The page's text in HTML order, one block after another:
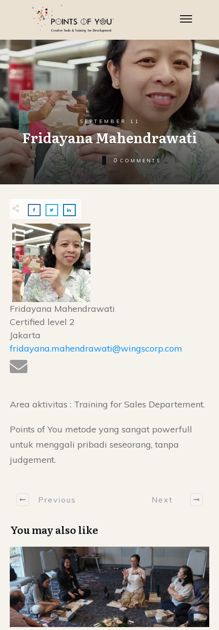
SEPTEMBER 11
Fridayana Mahendrawati
0 COMMENTS
Fridayana Mahendrawati
Certified level 2
Jakarta
fridayana.mahendrawati@wingscorp.com
Area aktivitas : Training for Sales Departement.
Points of You metode yang sangat powerfull
untuk menggali pribadi seseorang, tanpa
judgement.
Previous Next
You may also like